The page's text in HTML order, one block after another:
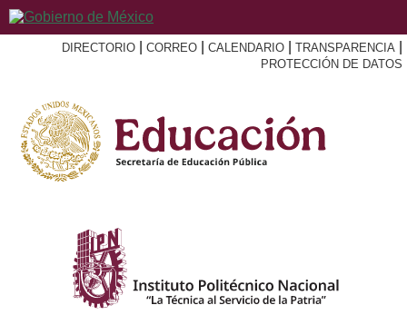
DIRECTORIO CORREO CALENDARIO TRANSPARENCIA
PROTECCIÓN DE DATOS